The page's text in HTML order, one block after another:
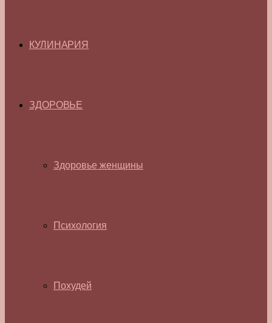
КУЛИНАРИЯ
ЗДОРОВЬЕ
Здоровье женщины
Психология
Похудей